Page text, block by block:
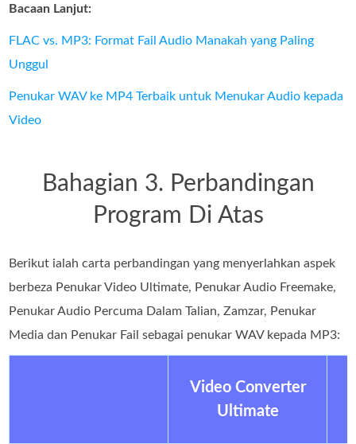
Bacaan Lanjut:
FLAC vs. MP3: Format Fail Audio Manakah yang Paling
Unggul
Penukar WAV ke MP4 Terbaik untuk Menukar Audio kepada
Video
Bahagian 3. Perbandingan
Program Di Atas
Berikut ialah carta perbandingan yang menyerlahkan aspek
berbeza Penukar Video Ultimate, Penukar Audio Freemake,
Penukar Audio Percuma Dalam Talian, Zamzar, Penukar
Media dan Penukar Fail sebagai penukar WAV kepada MP3:
Video Converter
Ultimate